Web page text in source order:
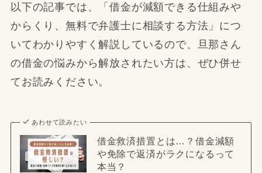
以下の記事では、「借金が減額できる仕組みや
からくり、無料で弁護士に相談する方法」につ
いてわかりやすく解説しているので、旦那さん
の借金の悩みから解放されたい方は、ぜひ併せ
てお読みください。
あわせて読みたい
借金救済措置とは…？借金減額
や免除で返済がラクになるって
本当？